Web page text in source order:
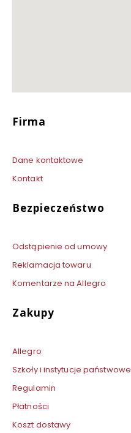
Linki w stopce
Firma
Dane kontaktowe
Kontakt
Bezpieczeństwo
Odstąpienie od umowy
Reklamacja towaru
Komentarze na Allegro
Zakupy
Allegro
Szkoły i instytucje państwowe
Regulamin
Płatności
Koszt dostawy